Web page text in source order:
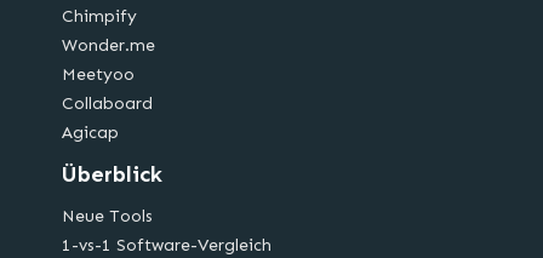
Chimpify
Wonder.me
Meetyoo
Collaboard
Agicap
Überblick
Neue Tools
1-vs-1 Software-Vergleich